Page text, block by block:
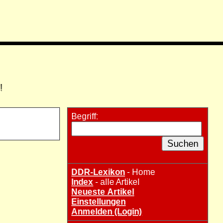
!
Begriff:
DDR-Lexikon - Home
Index - alle Artikel
Neueste Artikel
Einstellungen
Anmelden (Login)